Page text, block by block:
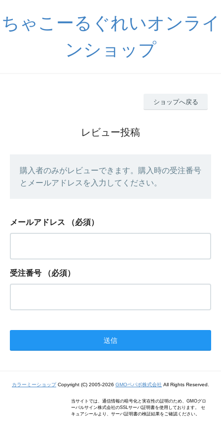
ちゃこーるぐれいオンライ
ンショップ
ショップへ戻る
レビュー投稿
購入者のみがレビューできます。購入時の受注番号
とメールアドレスを入力してください。
メールアドレス （必須）
受注番号 （必須）
カラーミーショップCopyright (C) 2005-2026 GMOペパボ株式会社 All Rights Reserved.
当サイトでは、通信情報の暗号化と実在性の証明のため、GMOグロ
ーバルサイン株式会社のSSLサーバ証明書を使用しております。 セ
キュアシールより、サーバ証明書の検証結果をご確認ください。